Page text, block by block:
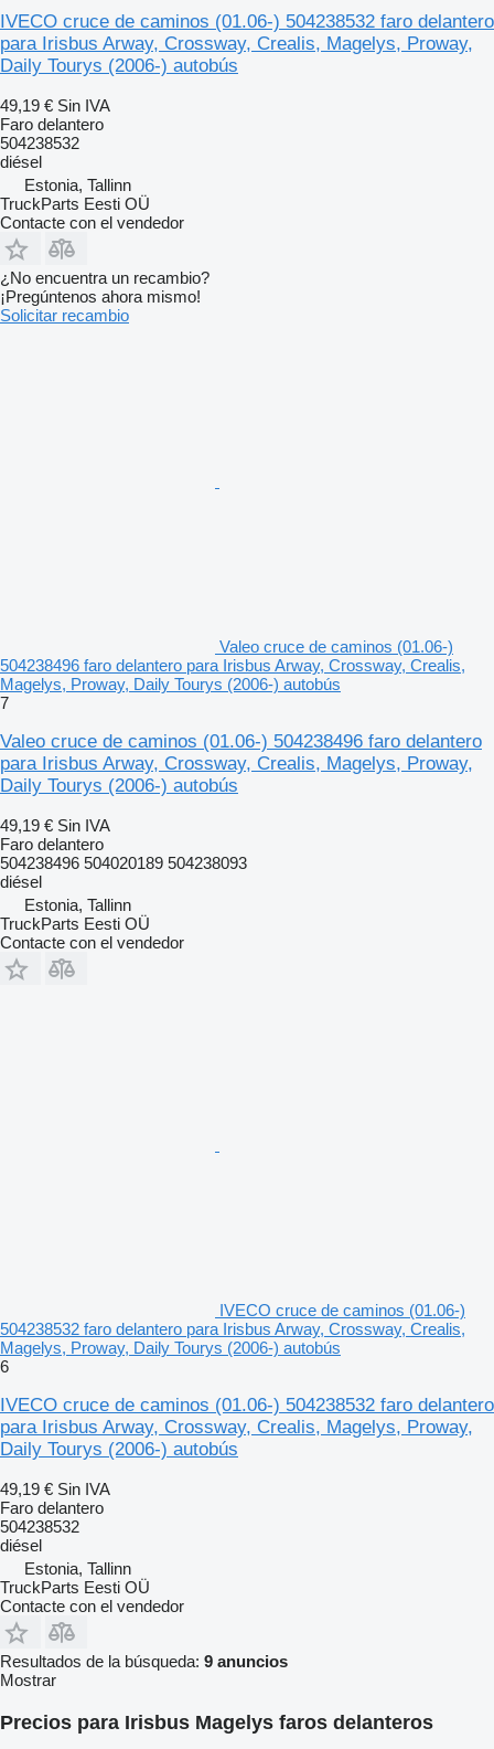
IVECO cruce de caminos (01.06-) 504238532 faro delantero
para Irisbus Arway, Crossway, Crealis, Magelys, Proway,
Daily Tourys (2006-) autobús
49,19 € Sin IVA
Faro delantero
504238532
diésel
Estonia, Tallinn
TruckParts Eesti OÜ
Contacte con el vendedor
¿No encuentra un recambio?
¡Pregúntenos ahora mismo!
Solicitar recambio
Valeo cruce de caminos (01.06-)
504238496 faro delantero para Irisbus Arway, Crossway, Crealis,
Magelys, Proway, Daily Tourys (2006-) autobús
7
Valeo cruce de caminos (01.06-) 504238496 faro delantero
para Irisbus Arway, Crossway, Crealis, Magelys, Proway,
Daily Tourys (2006-) autobús
49,19 € Sin IVA
Faro delantero
504238496 504020189 504238093
diésel
Estonia, Tallinn
TruckParts Eesti OÜ
Contacte con el vendedor
IVECO cruce de caminos (01.06-)
504238532 faro delantero para Irisbus Arway, Crossway, Crealis,
Magelys, Proway, Daily Tourys (2006-) autobús
6
IVECO cruce de caminos (01.06-) 504238532 faro delantero
para Irisbus Arway, Crossway, Crealis, Magelys, Proway,
Daily Tourys (2006-) autobús
49,19 € Sin IVA
Faro delantero
504238532
diésel
Estonia, Tallinn
TruckParts Eesti OÜ
Contacte con el vendedor
Resultados de la búsqueda: 9 anuncios
Mostrar
Precios para Irisbus Magelys faros delanteros